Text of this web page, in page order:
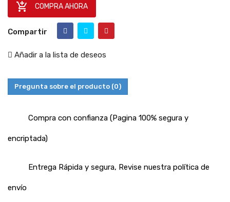
 COMPRA AHORA
Compartir
Añadir a la lista de deseos
Pregunta sobre el producto (0)
Compra con confianza (Pagina 100% segura y
encriptada)
Entrega Rápida y segura, Revise nuestra política de
envío